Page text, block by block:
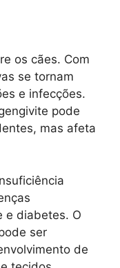
os cães. Com
se tornam
e infecções.
pode
mas afeta
e diabetes. O
ser
de